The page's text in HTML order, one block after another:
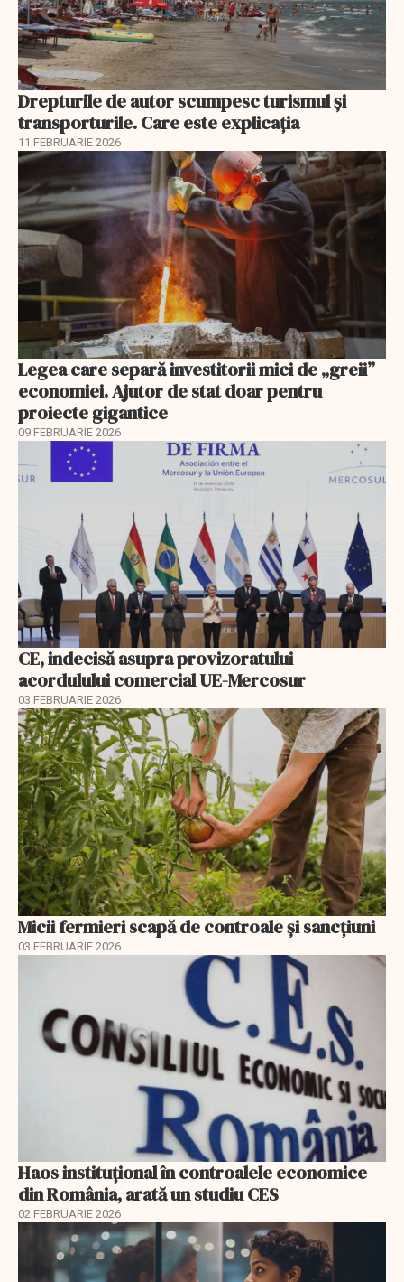
Drepturile de autor scumpesc turismul și
transporturile. Care este explicația
11 FEBRUARIE 2026
Legea care separă investitorii mici de „greii”
economiei. Ajutor de stat doar pentru
proiecte gigantice
09 FEBRUARIE 2026
CE, indecisă asupra provizoratului
acordulului comercial UE-Mercosur
03 FEBRUARIE 2026
Micii fermieri scapă de controale și sancțiuni
03 FEBRUARIE 2026
Haos instituțional în controalele economice
din România, arată un studiu CES
02 FEBRUARIE 2026